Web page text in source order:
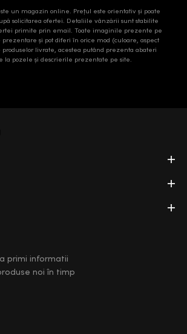
un magazin online. Prețul este orientativ și poate
solicitarea ofertei. Detaliile vânzării sunt stabilite
primite prin email. Toate imaginile prezente pe
și pot diferi în orice mod (culoare, aspect
livrate, acestea putând prezenta abateri
la pozele și descrierile prezentate pe site.
primi informatii
noi în timp